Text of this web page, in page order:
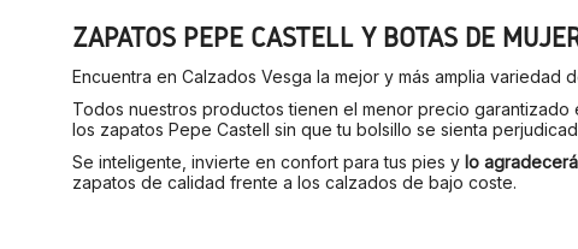
ZAPATOS PEPE CASTELL Y BOTAS DE
Encuentra en Calzados Vesga la mejor y más amplia variedad
Todos nuestros productos tienen el menor precio
los zapatos Pepe Castell sin que tu bolsillo se sienta
Se inteligente, invierte en confort para tus pies y lo
zapatos de calidad frente a los calzados de bajo coste.